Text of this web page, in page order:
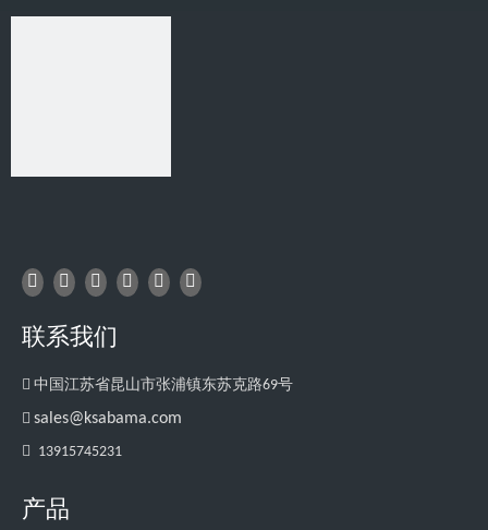
联系我们
 中国江苏省昆山市张浦镇东苏克路69号
 sales@ksabama.com
 13915745231
产品